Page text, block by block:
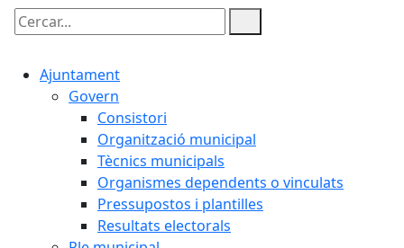
Cercar:
Ajuntament
Govern
Consistori
Organització municipal
Tècnics municipals
Organismes dependents o vinculats
Pressupostos i plantilles
Resultats electorals